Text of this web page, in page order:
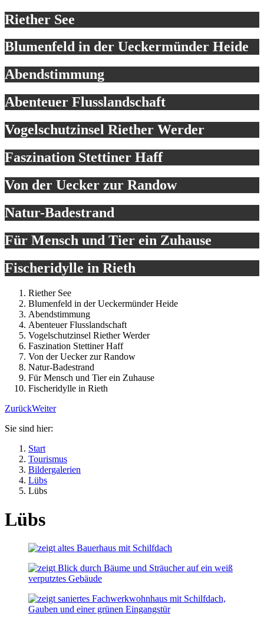
Riether See
Blumenfeld in der Ueckermünder Heide
Abendstimmung
Abenteuer Flusslandschaft
Vogelschutzinsel Riether Werder
Faszination Stettiner Haff
Von der Uecker zur Randow
Natur-Badestrand
Für Mensch und Tier ein Zuhause
Fischeridylle in Rieth
Riether See
Blumenfeld in der Ueckermünder Heide
Abendstimmung
Abenteuer Flusslandschaft
Vogelschutzinsel Riether Werder
Faszination Stettiner Haff
Von der Uecker zur Randow
Natur-Badestrand
Für Mensch und Tier ein Zuhause
Fischeridylle in Rieth
ZurückWeiter
Sie sind hier:
Start
Tourismus
Bildergalerien
Lübs
Lübs
Lübs